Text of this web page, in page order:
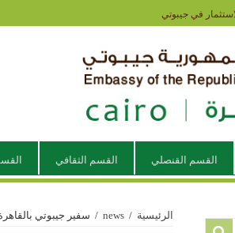
في جيبوتي
القسم القنصلي القسم الثقافي
الرئيسية /
news
/ سفير جيبوتي